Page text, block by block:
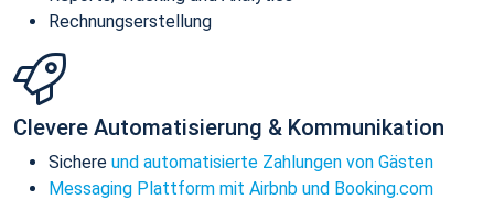
Rechnungserstellung
Clevere Automatisierung & Kommunikation
Sichere und automatisierte Zahlungen von Gästen
Messaging Plattform mit Airbnb und Booking.com